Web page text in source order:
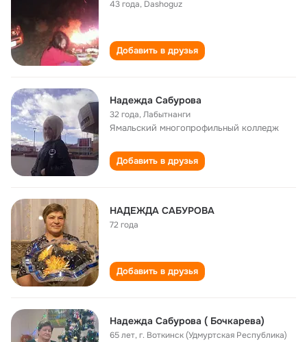
43 года, Dashoguz
Добавить в друзья
Надежда Сабурова
32 года,Лабытнанги
Ямальский многопрофильный колледж
Добавить в друзья
НАДЕЖДА САБУРОВА
72 года
Добавить в друзья
Надежда Сабурова ( Бочкарева)
65 лет,г. Воткинск (Удмуртская Республика)